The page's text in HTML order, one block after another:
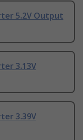
5.2V Output
3.13V
3.39V